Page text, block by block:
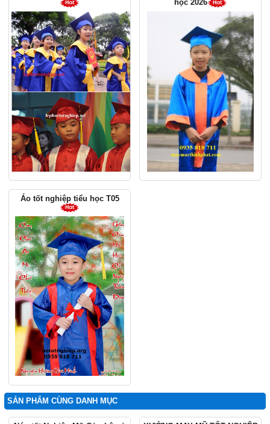
học 2026
Áo tốt nghiệp tiểu học T05
SẢN PHẨM CÙNG DANH MỤC